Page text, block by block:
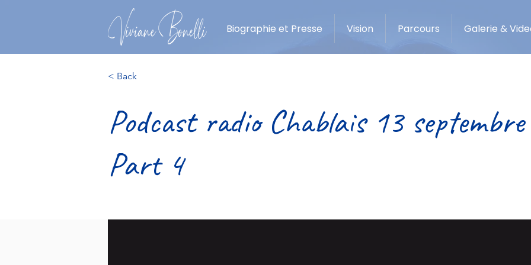
Biographie et Presse Vision Parcours Galerie &
< Back
Podcast radio Chablais 13
Part 4